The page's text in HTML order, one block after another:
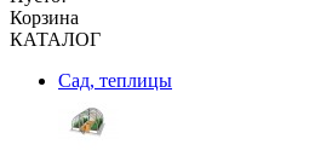
Корзина
КАТАЛОГ
Сад, теплицы